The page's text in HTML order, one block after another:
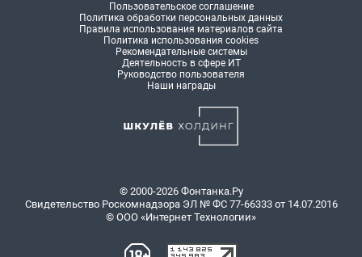
Пользовательское соглашение
Политика обработки персональных данных
Правила использования материалов сайта
Политика использования cookies
Рекомендательные системы
Деятельность в сфере ИТ
Руководство пользователя
Наши награды
© 2000-2026 Фонтанка.Ру
Свидетельство Роскомнадзора ЭЛ № ФС 77-66333 от 14.07.2016
© ООО «Интернет Технологии»